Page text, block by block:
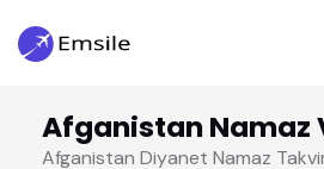
Afganistan Namaz
Afganistan Diyanet Namaz